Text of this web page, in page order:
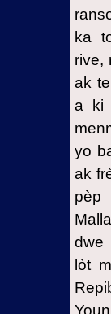
ka
rive,
ak
a ki
yo
ak
pèp
dwe
lòt